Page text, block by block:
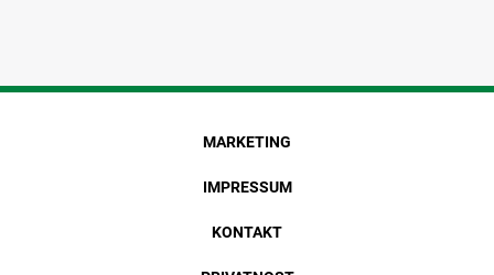
MARKETING
IMPRESSUM
KONTAKT